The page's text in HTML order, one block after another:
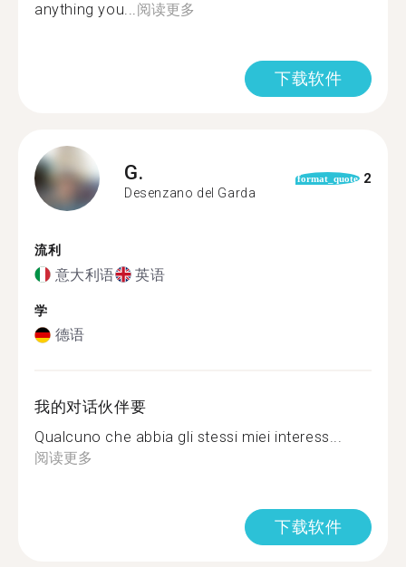
anything you...阅读更多
下载软件
G.
Desenzano del Garda
format_quote 2
流利
意大利语 英语
学
德语
我的对话伙伴要
Qualcuno che abbia gli stessi miei interess...
阅读更多
下载软件